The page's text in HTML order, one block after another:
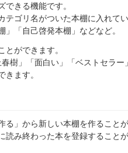
きる機能です。
ゴリ名がついた本棚に入れてい
「自己啓発本棚」などなど。
とができます。
樹」「面白い」「ベストセラー」
きます。
」から新しい本棚を作ることが
み終わった本を登録することが